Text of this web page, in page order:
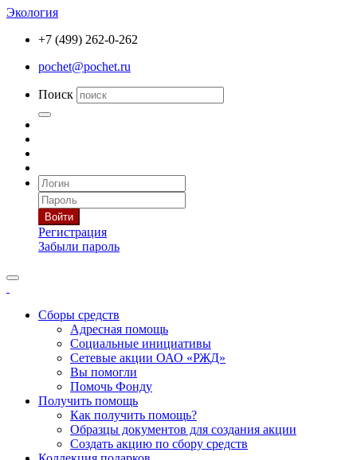
Экология
+7 (499) 262-0-262
pochet@pochet.ru
Поиск
Войти
Регистрация
Забыли пароль
Сборы средств
Адресная помощь
Социальные инициативы
Сетевые акции ОАО «РЖД»
Вы помогли
Помочь Фонду
Получить помощь
Как получить помощь?
Образцы документов для создания акции
Создать акцию по сбору средств